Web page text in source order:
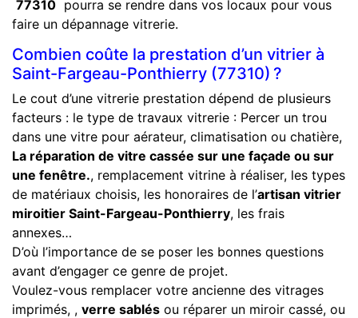
77310 pourra se rendre dans vos locaux pour vous
faire un dépannage vitrerie.
Combien coûte la prestation d’un vitrier à
Saint-Fargeau-Ponthierry (77310) ?
Le cout d’une vitrerie prestation dépend de plusieurs
facteurs : le type de travaux vitrerie : Percer un trou
dans une vitre pour aérateur, climatisation ou chatière,
La réparation de vitre cassée sur une façade ou sur
une fenêtre., remplacement vitrine à réaliser, les types
de matériaux choisis, les honoraires de l’artisan vitrier
miroitier Saint-Fargeau-Ponthierry, les frais
annexes…
D’où l’importance de se poser les bonnes questions
avant d’engager ce genre de projet.
Voulez-vous remplacer votre ancienne des vitrages
imprimés, , verre sablés ou réparer un miroir cassé, ou